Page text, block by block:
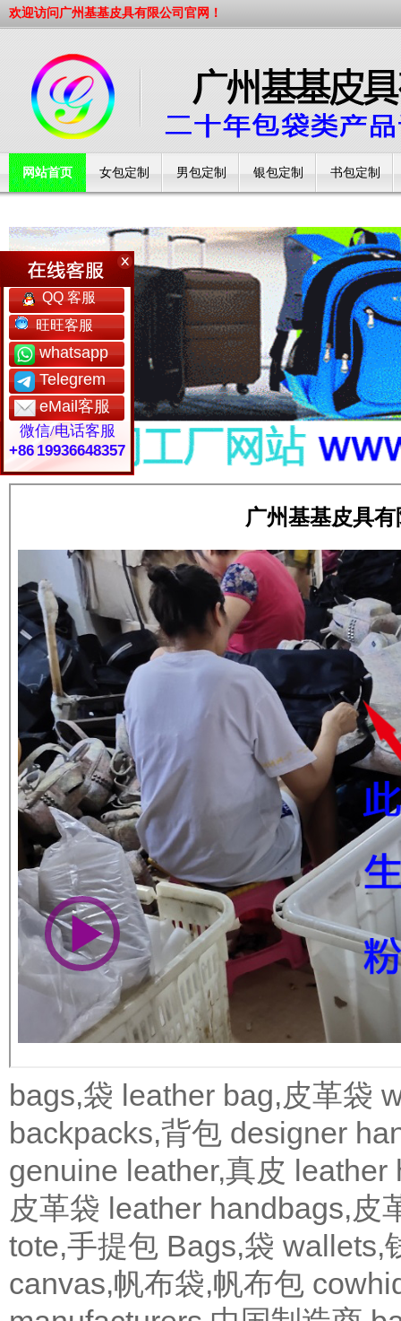
QQ 客服
旺旺客服
whatsapp
Telegrem
eMail客服
微信/电话客服
+86 19936648357
欢迎访问广州基基皮具有限公司官网！
网站首页 女包定制 男包定制 银包定制 书包定制
bags,袋 leather bag,皮革袋
backpacks,背包 designer
genuine leather,真皮 leather
皮革袋 leather handbags,皮
tote,手提包 Bags,袋 wallets,
canvas,帆布袋,帆布包